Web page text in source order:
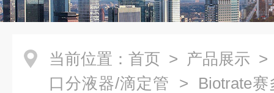
当前位置： 首页 > 产品展示
口分液器/滴定管 > Biotrate赛